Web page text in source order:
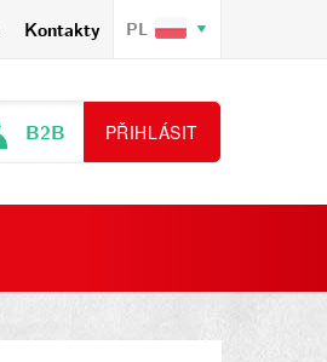
B2B PŘIHLÁSIT
PL
Kontakty